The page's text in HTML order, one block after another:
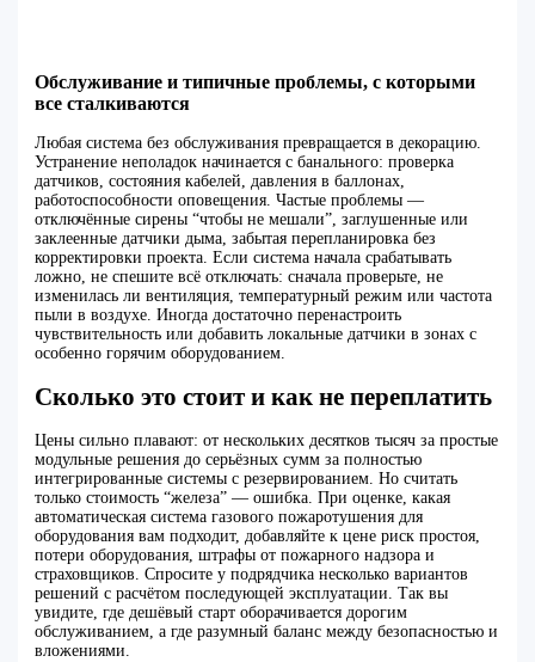
Обслуживание и типичные проблемы, с которыми
все сталкиваются
Любая система без обслуживания превращается в декорацию.
Устранение неполадок начинается с банального: проверка
датчиков, состояния кабелей, давления в баллонах,
работоспособности оповещения. Частые проблемы —
отключённые сирены “чтобы не мешали”, заглушенные или
заклеенные датчики дыма, забытая перепланировка без
корректировки проекта. Если система начала срабатывать
ложно, не спешите всё отключать: сначала проверьте, не
изменилась ли вентиляция, температурный режим или частота
пыли в воздухе. Иногда достаточно перенастроить
чувствительность или добавить локальные датчики в зонах с
особенно горячим оборудованием.
Сколько это стоит и как не переплатить
Цены сильно плавают: от нескольких десятков тысяч за простые
модульные решения до серьёзных сумм за полностью
интегрированные системы с резервированием. Но считать
только стоимость “железа” — ошибка. При оценке, какая
автоматическая система газового пожаротушения для
оборудования вам подходит, добавляйте к цене риск простоя,
потери оборудования, штрафы от пожарного надзора и
страховщиков. Спросите у подрядчика несколько вариантов
решений с расчётом последующей эксплуатации. Так вы
увидите, где дешёвый старт оборачивается дорогим
обслуживанием, а где разумный баланс между безопасностью и
вложениями.